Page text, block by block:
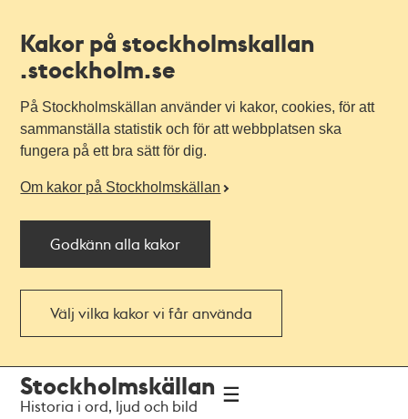
Kakor på stockholmskallan
.stockholm.se
På Stockholmskällan använder vi kakor, cookies, för att
sammanställa statistik och för att webbplatsen ska
fungera på ett bra sätt för dig.
Om kakor på Stockholmskällan
Godkänn alla kakor
Välj vilka kakor vi får använda
navigationen
huvudinnehållet
Stockholmskällan
Historia i ord, ljud och bild